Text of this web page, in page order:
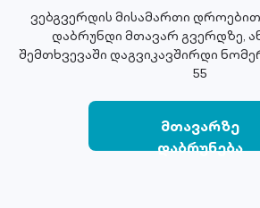
ვებგვერდის მისამართი
დაბრუნდი მთავარ გვერდზე,
შემთხვევაში დაგვიკავშირდი
55
მთავარზე
დაბრუნება